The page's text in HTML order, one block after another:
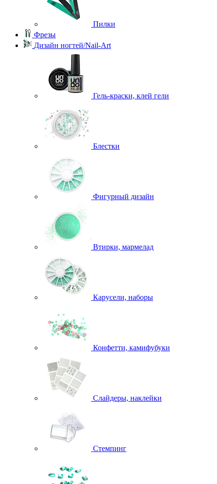
Пилки
Фрезы
Дизайн ногтей/Nail-Art
Гель-краски, клей гели
Блестки
Фигурный дизайн
Втирки, мармелад
Карусели, наборы
Конфетти, камифубуки
Слайдеры, наклейки
Стемпинг